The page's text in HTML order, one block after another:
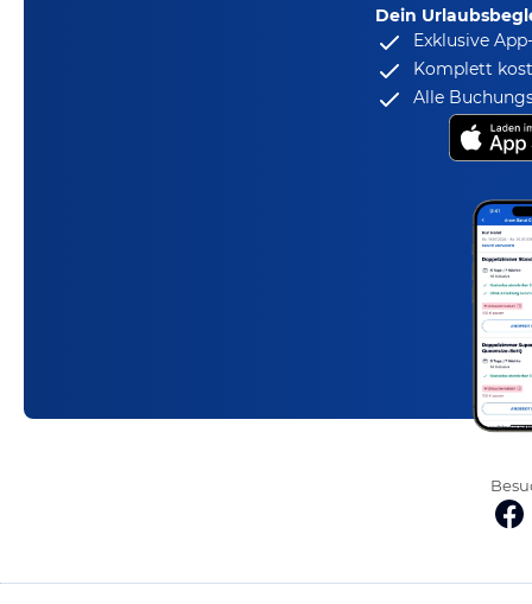
Dein
Exklusive
Komplett
Alle